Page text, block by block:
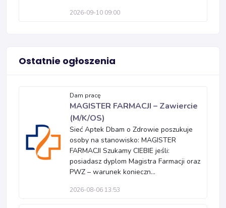
2026-09-10 09:00
Ostatnie ogłoszenia
Dam pracę
MAGISTER FARMACJI – Zawiercie
(M/K/OS)
Sieć Aptek Dbam o Zdrowie poszukuje
osoby na stanowisko: MAGISTER
FARMACJI Szukamy CIEBIE jeśli:
posiadasz dyplom Magistra Farmacji oraz
PWZ – warunek konieczn...
2026-08-06 13:53